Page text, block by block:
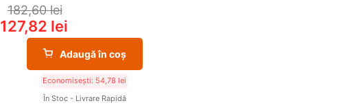
182,60lei
127,82 lei
Adaugă în coș
Economisești: 54,78 lei
În Stoc - Livrare Rapidă